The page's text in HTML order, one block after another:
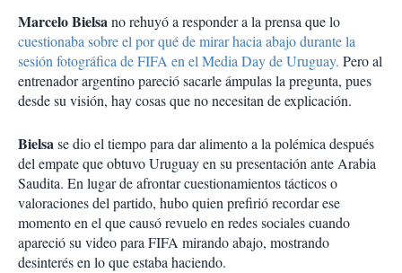
Marcelo Bielsano rehuyó a responder a la prensa que lo
cuestionaba sobre el por qué de mirar hacia abajo durante la
sesión fotográfica de FIFA en el Media Day de Uruguay. Pero al
entrenador argentino pareció sacarle ámpulas la pregunta, pues
desde su visión, hay cosas que no necesitan de explicación.
Bielsase dio el tiempo para dar alimento a la polémica después
del empate que obtuvo Uruguay en su presentación ante Arabia
Saudita. En lugar de afrontar cuestionamientos tácticos o
valoraciones del partido, hubo quien prefirió recordar ese
momento en el que causó revuelo en redes sociales cuando
apareció su video para FIFA mirando abajo, mostrando
desinterés en lo que estaba haciendo.